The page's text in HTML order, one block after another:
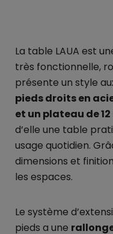
La table LAUA est
très fonctionnelle,
présente un style
pieds droits en
et un plateau de
d’elle une table
usage quotidien.
dimensions et
les espaces.
Le système
pieds a une